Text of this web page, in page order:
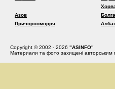
Азов
Причорноморря
Copyright © 2002 - 2026 "ASINFO"
Материали та фото захищені авторським